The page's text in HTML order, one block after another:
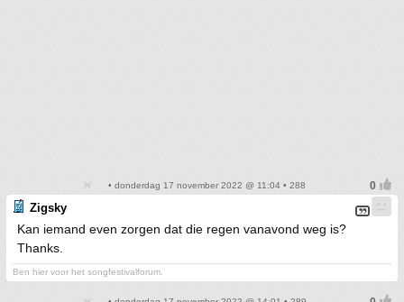
• donderdag 17 november 2022 @ 11:04 • 288
Zigsky
Kan iemand even zorgen dat die regen vanavond weg is?
Thanks.
Ben hier voor het songfestivalforum.